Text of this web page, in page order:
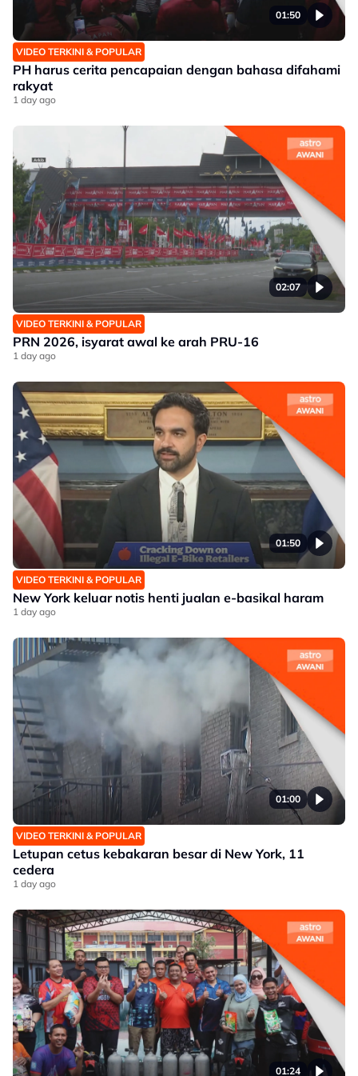
01:50
VIDEO TERKINI & POPULAR
PH harus cerita pencapaian dengan bahasa difahami
rakyat
1 day ago
02:07
VIDEO TERKINI & POPULAR
PRN 2026, isyarat awal ke arah PRU-16
1 day ago
01:50
VIDEO TERKINI & POPULAR
New York keluar notis henti jualan e-basikal haram
1 day ago
01:00
VIDEO TERKINI & POPULAR
Letupan cetus kebakaran besar di New York, 11
cedera
1 day ago
01:24